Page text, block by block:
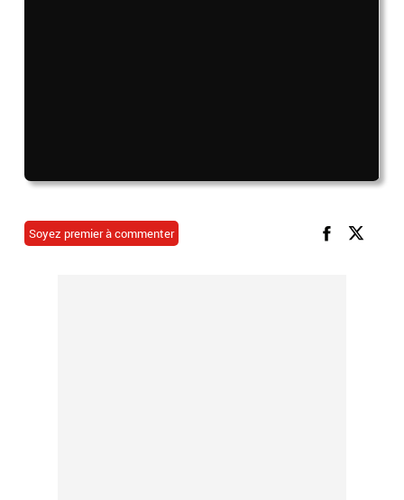
Soyez premier à commenter